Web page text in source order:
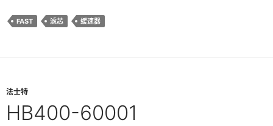
FAST 滤芯 缓速器
法士特
HB400-60001